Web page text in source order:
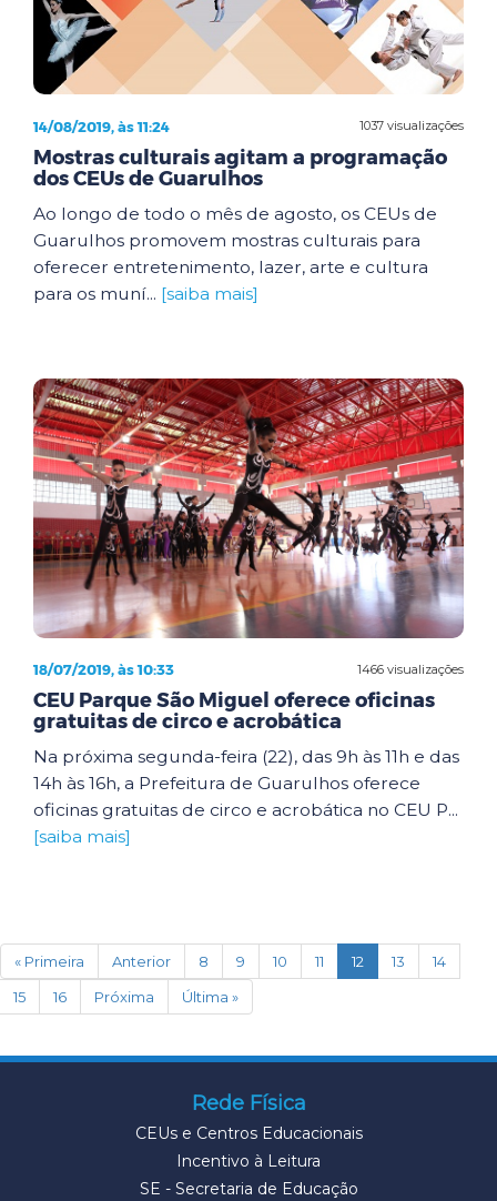
1037 visualizações
14/08/2019, às 11:24
Mostras culturais agitam a programação
dos CEUs de Guarulhos
Ao longo de todo o mês de agosto, os CEUs de
Guarulhos promovem mostras culturais para
oferecer entretenimento, lazer, arte e cultura
para os muní... [saiba mais]
1466 visualizações
18/07/2019, às 10:33
CEU Parque São Miguel oferece oficinas
gratuitas de circo e acrobática
Na próxima segunda-feira (22), das 9h às 11h e das
14h às 16h, a Prefeitura de Guarulhos oferece
oficinas gratuitas de circo e acrobática no CEU P...
[saiba mais]
« Primeira Anterior 8 9 10 11 12 (current)
13
14
15
16 Próxima Última »
Rede Física
CEUs e Centros Educacionais
Incentivo à Leitura
SE - Secretaria de Educação